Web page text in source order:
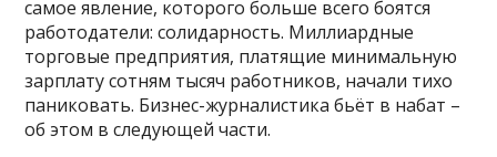
самое явление, которого больше всего боятся
работодатели: солидарность. Миллиардные
торговые предприятия, платящие минимальную
зарплату сотням тысяч работников, начали тихо
паниковать. Бизнес-журналистика бьёт в набат –
об этом в следующей части.